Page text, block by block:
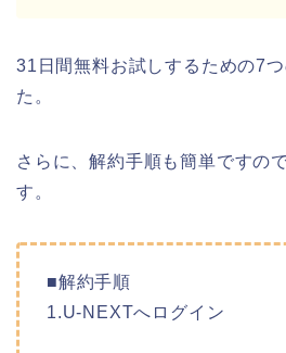
31日間無料お試しするための7
た。
さらに、解約手順も簡単ですの
す。
■解約手順
1.U-NEXTへログイン